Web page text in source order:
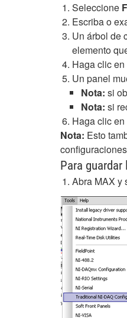
Seleccione
Escriba o
Un árbol de
elemento
Haga clic en
Un panel
Nota: si
Nota: si
Haga clic en
Nota: Esto
Para
Abra MAX y